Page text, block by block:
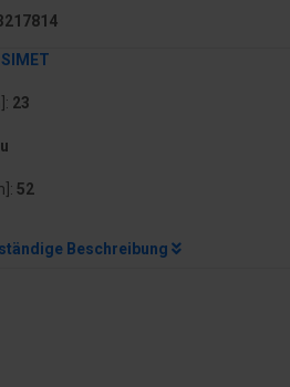
SIMET
23
52
Beschreibung